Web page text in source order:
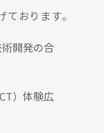
おります。
開発の合
）体験広